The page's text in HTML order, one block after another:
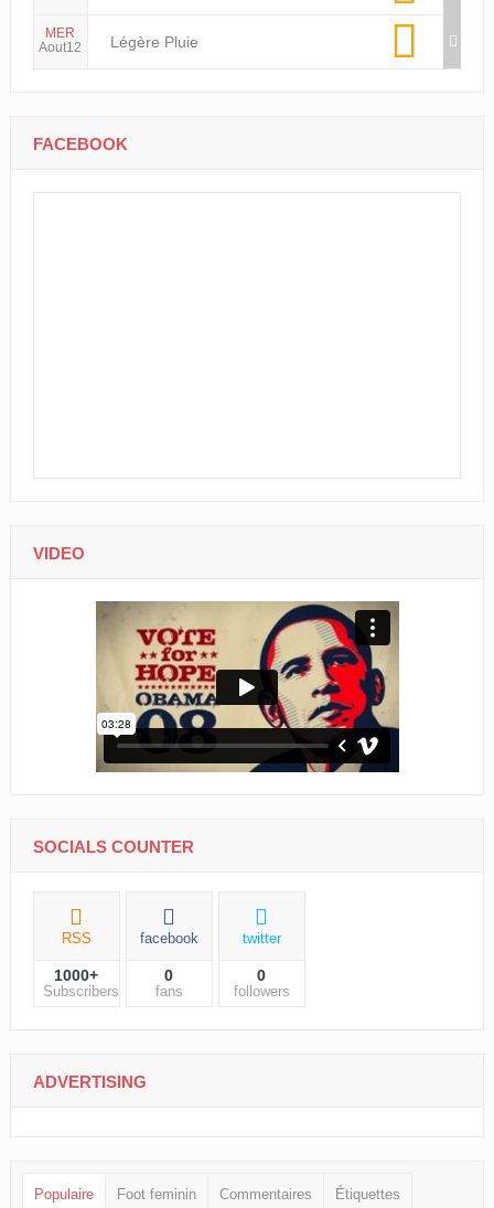
MER
Aout12
Légère Pluie
FACEBOOK
VIDEO
SOCIALS COUNTER
RSS
1000+
Subscribers
facebook
0
fans
twitter
0
followers
ADVERTISING
Populaire Foot feminin Commentaires Étiquettes